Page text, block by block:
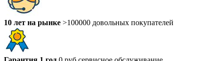
10 лет на рынке >100000 довольных покупателей